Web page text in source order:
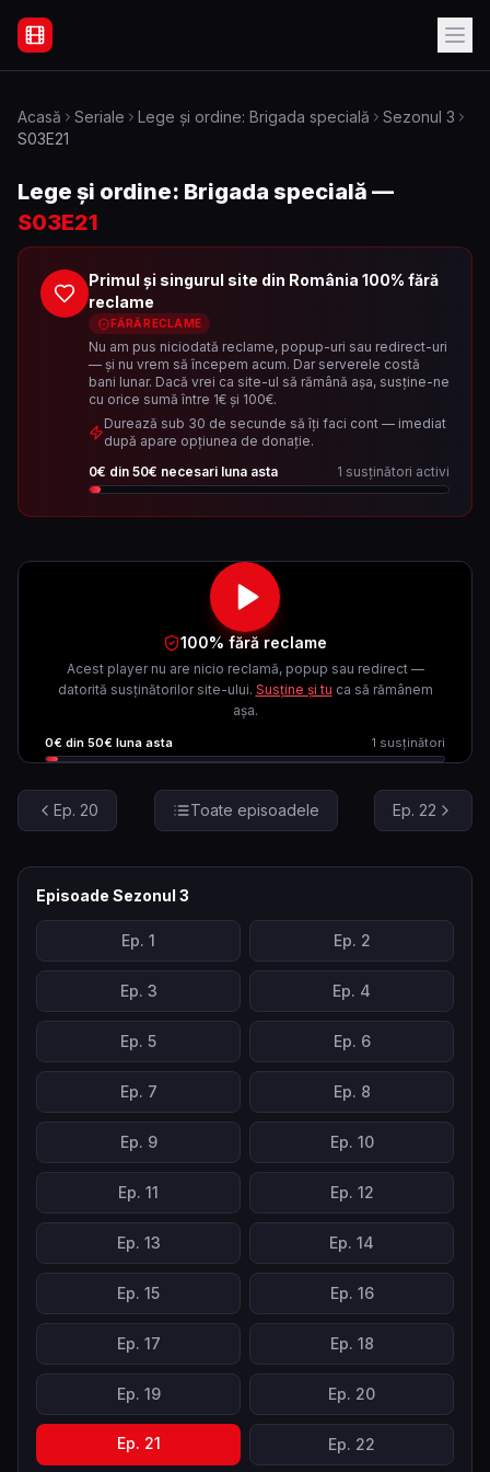
Filme Online Subtitrate - Acasă
Acasă Seriale Lege și ordine: Brigada specială Sezonul 3
S03E21
Lege și ordine: Brigada specială —
S03E21
Primul și singurul site din România 100% fără
reclame
FĂRĂ RECLAME
Nu am pus niciodată reclame, popup-uri sau redirect-uri
— și nu vrem să începem acum. Dar serverele costă
bani lunar. Dacă vrei ca site-ul să rămână așa, susține-ne
cu orice sumă între 1€ și 100€.
Durează sub 30 de secunde să îți faci cont — imediat
după apare opțiunea de donație.
0€ din 50€ necesari luna asta 1 susținători activi
100% fără reclame
Acest player nu are nicio reclamă, popup sau redirect —
datorită susținătorilor site-ului. Susține și tu ca să rămânem
așa.
0€ din 50€ luna asta 1 susținători
Ep. 20 Toate episoadele Ep. 22
Episoade Sezonul 3
Ep. 1 Ep. 2
Ep. 3 Ep. 4
Ep. 5 Ep. 6
Ep. 7 Ep. 8
Ep. 9 Ep. 10
Ep. 11 Ep. 12
Ep. 13 Ep. 14
Ep. 15 Ep. 16
Ep. 17 Ep. 18
Ep. 19 Ep. 20
Ep. 21 Ep. 22